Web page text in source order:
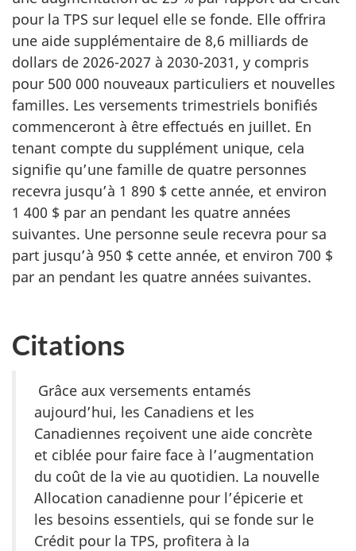
pour la TPS sur lequel elle se fonde. Elle offrira
une aide supplémentaire de 8,6 milliards de
dollars de 2026-2027 à 2030-2031, y compris
pour 500 000 nouveaux particuliers et nouvelles
familles. Les versements trimestriels bonifiés
commenceront à être effectués en juillet. En
tenant compte du supplément unique, cela
signifie qu’une famille de quatre personnes
recevra jusqu’à 1 890 $ cette année, et environ
1 400 $ par an pendant les quatre années
suivantes. Une personne seule recevra pour sa
part jusqu’à 950 $ cette année, et environ 700 $
par an pendant les quatre années suivantes.
Citations
Grâce aux versements entamés
aujourd’hui, les Canadiens et les
Canadiennes reçoivent une aide concrète
et ciblée pour faire face à l’augmentation
du coût de la vie au quotidien. La nouvelle
Allocation canadienne pour l’épicerie et
les besoins essentiels, qui se fonde sur le
Crédit pour la TPS, profitera à la